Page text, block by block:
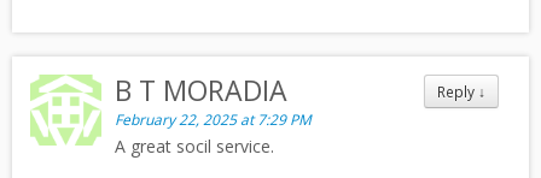
Reply ↓
B T MORADIA
February 22, 2025 at 7:29 PM
A great socil service.